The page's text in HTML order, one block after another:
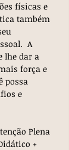
físicas e
também
A
lhe dar a
força e
possa
e
Plena
+